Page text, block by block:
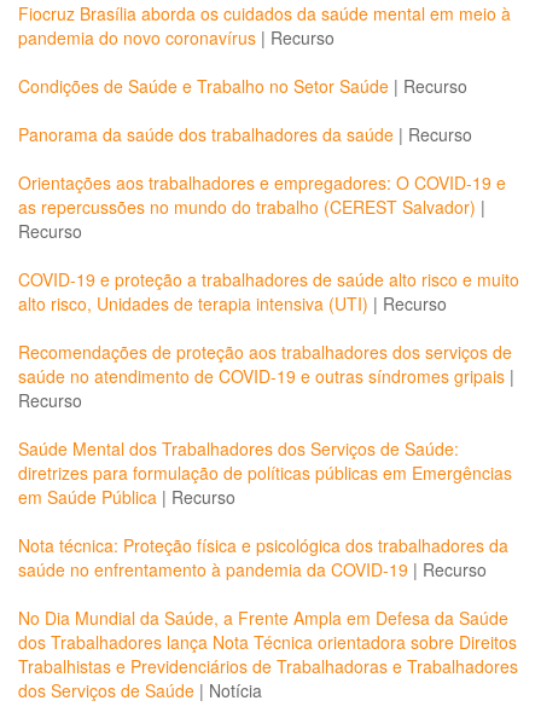
Fiocruz Brasília aborda os cuidados da saúde mental em meio à
pandemia do novo coronavírus | Recurso
Condições de Saúde e Trabalho no Setor Saúde | Recurso
Panorama da saúde dos trabalhadores da saúde | Recurso
Orientações aos trabalhadores e empregadores: O COVID-19 e
as repercussões no mundo do trabalho (CEREST Salvador) |
Recurso
COVID-19 e proteção a trabalhadores de saúde alto risco e muito
alto risco, Unidades de terapia intensiva (UTI) | Recurso
Recomendações de proteção aos trabalhadores dos serviços de
saúde no atendimento de COVID-19 e outras síndromes gripais |
Recurso
Saúde Mental dos Trabalhadores dos Serviços de Saúde:
diretrizes para formulação de políticas públicas em Emergências
em Saúde Pública | Recurso
Nota técnica: Proteção física e psicológica dos trabalhadores da
saúde no enfrentamento à pandemia da COVID-19 | Recurso
No Dia Mundial da Saúde, a Frente Ampla em Defesa da Saúde
dos Trabalhadores lança Nota Técnica orientadora sobre Direitos
Trabalhistas e Previdenciários de Trabalhadoras e Trabalhadores
dos Serviços de Saúde | Notícia